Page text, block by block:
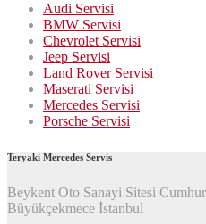
Audi Servisi
BMW Servisi
Chevrolet Servisi
Jeep Servisi
Land Rover Servisi
Maserati Servisi
Mercedes Servisi
Porsche Servisi
Teryaki Mercedes Servis
Beykent Oto Sanayi Sitesi
Büyükçekmece İstanbul